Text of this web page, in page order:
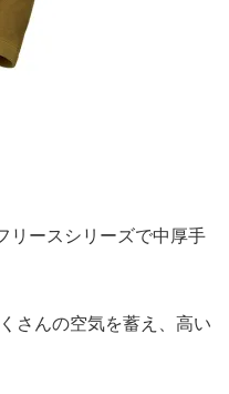
リースシリーズで中厚手
さんの空気を蓄え、高い